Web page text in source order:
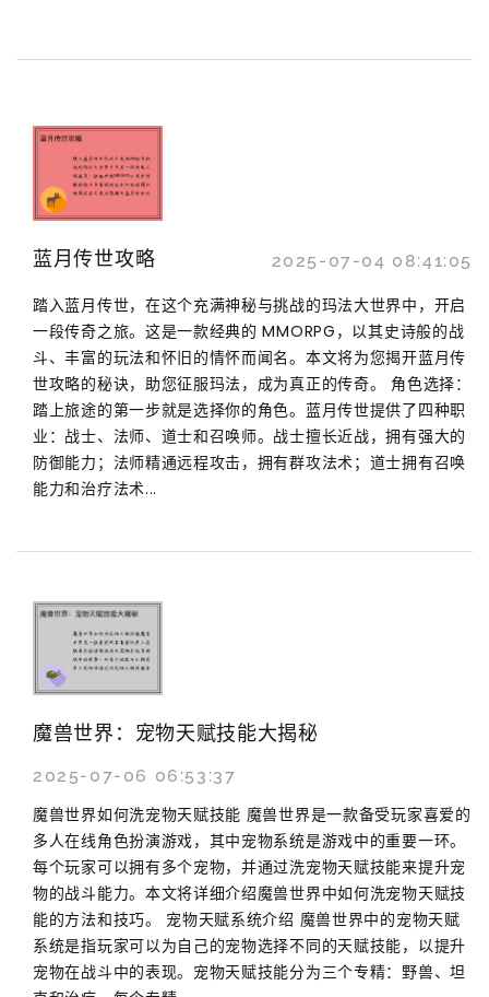
蓝月传世攻略 2025-07-04 08:41:05
踏入蓝月传世，在这个充满神秘与挑战的玛法大世界中，开启
一段传奇之旅。这是一款经典的 MMORPG，以其史诗般的战
斗、丰富的玩法和怀旧的情怀而闻名。本文将为您揭开蓝月传
世攻略的秘诀，助您征服玛法，成为真正的传奇。 角色选择：
踏上旅途的第一步就是选择你的角色。蓝月传世提供了四种职
业：战士、法师、道士和召唤师。战士擅长近战，拥有强大的
防御能力；法师精通远程攻击，拥有群攻法术；道士拥有召唤
能力和治疗法术...
魔兽世界：宠物天赋技能大揭秘
2025-07-06 06:53:37
魔兽世界如何洗宠物天赋技能 魔兽世界是一款备受玩家喜爱的
多人在线角色扮演游戏，其中宠物系统是游戏中的重要一环。
每个玩家可以拥有多个宠物，并通过洗宠物天赋技能来提升宠
物的战斗能力。本文将详细介绍魔兽世界中如何洗宠物天赋技
能的方法和技巧。 宠物天赋系统介绍 魔兽世界中的宠物天赋
系统是指玩家可以为自己的宠物选择不同的天赋技能，以提升
宠物在战斗中的表现。宠物天赋技能分为三个专精：野兽、坦